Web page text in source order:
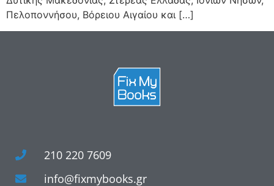
Πελοποννήσου, Βόρειου Αιγαίου και […]
210 220 7609
info@fixmybooks.gr